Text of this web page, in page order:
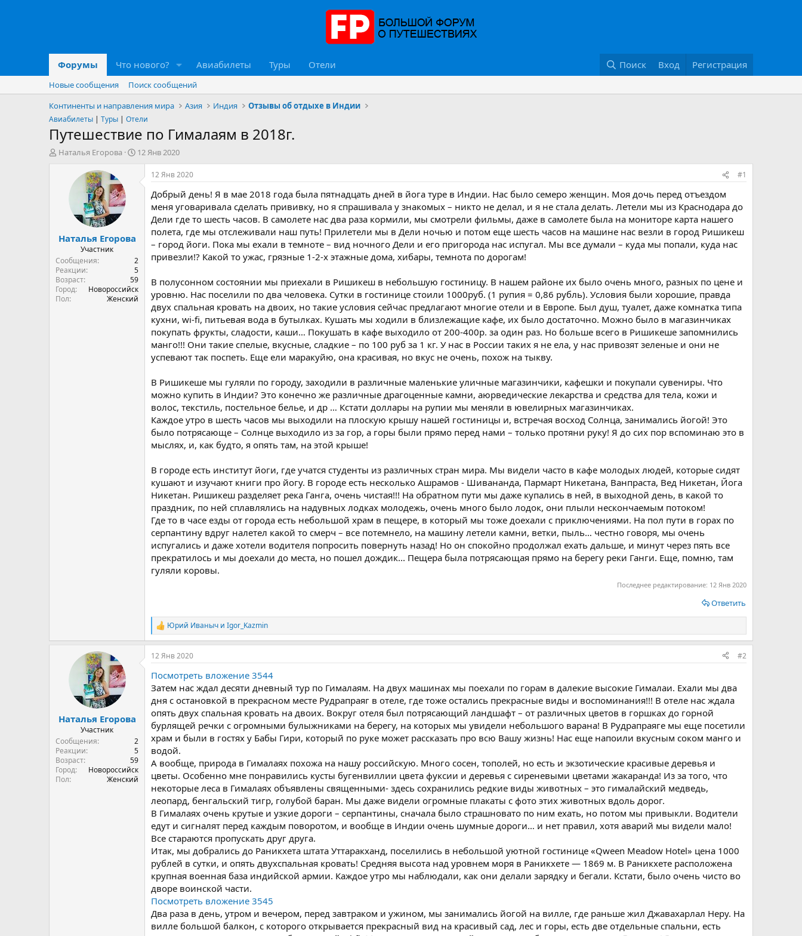
Форумы Что нового? Авиабилеты Туры Отели Поиск Вход Регистрация
Новые сообщения
Поиск сообщений
Континенты и направления мира
Азия Индия Отзывы об отдыхе в Индии
Авиабилеты | Туры | Отели
Путешествие по Гималаям в 2018г.
А
ы
Наталья Егорова
Д
а
12 Янв 2020
Наталья Егорова
Участник
Сообщения
2
Реакции
5
Возраст
59
Город
Новороссийск
Пол
Женский
12 Янв 2020 #1
Добрый день! Я в мае 2018 года была пятнадцать дней в йога туре в Индии. Нас было семеро женщин. Моя дочь перед отъездом
меня уговаривала сделать прививку, но я спрашивала у знакомых – никто не делал, и я не стала делать. Летели мы из Краснодара до
Дели где то шесть часов. В самолете нас два раза кормили, мы смотрели фильмы, даже в самолете была на мониторе карта нашего
полета, где мы отслеживали наш путь! Прилетели мы в Дели ночью и потом еще шесть часов на машине нас везли в город Ришикеш
– город йоги. Пока мы ехали в темноте – вид ночного Дели и его пригорода нас испугал. Мы все думали – куда мы попали, куда нас
привезли!? Какой то ужас, грязные 1-2-х этажные дома, хибары, темнота по дорогам!
В полусонном состоянии мы приехали в Ришикеш в небольшую гостиницу. В нашем районе их было очень много, разных по цене и
уровню. Нас поселили по два человека. Сутки в гостинице стоили 1000руб. (1 рупия = 0,86 рубль). Условия были хорошие, правда
двух спальная кровать на двоих, но такие условия сейчас предлагают многие отели и в Европе. Был душ, туалет, даже комнатка типа
кухни, wi-fi, питьевая вода в бутылках. Кушать мы ходили в близлежащие кафе, их было достаточно. Можно было в магазинчиках
покупать фрукты, сладости, каши… Покушать в кафе выходило от 200-400р. за один раз. Но больше всего в Ришикеше запомнились
манго!!! Они такие спелые, вкусные, сладкие – по 100 руб за 1 кг. У нас в России таких я не ела, у нас привозят зеленые и они не
успевают так поспеть. Еще ели маракуйю, она красивая, но вкус не очень, похож на тыкву.
В Ришикеше мы гуляли по городу, заходили в различные маленькие уличные магазинчики, кафешки и покупали сувениры. Что
можно купить в Индии? Это конечно же различные драгоценные камни, аюрведические лекарства и средства для тела, кожи и
волос, текстиль, постельное белье, и др … Кстати доллары на рупии мы меняли в ювелирных магазинчиках.
Каждое утро в шесть часов мы выходили на плоскую крышу нашей гостиницы и, встречая восход Солнца, занимались йогой! Это
было потрясающе – Солнце выходило из за гор, а горы были прямо перед нами – только протяни руку! Я до сих пор вспоминаю это в
мыслях, и, как будто, я опять там, на этой крыше!
В городе есть институт йоги, где учатся студенты из различных стран мира. Мы видели часто в кафе молодых людей, которые сидят
кушают и изучают книги про йогу. В городе есть несколько Ашрамов - Шивананда, Пармарт Никетана, Ванпраста, Вед Никетан, Йога
Никетан. Ришикеш разделяет река Ганга, очень чистая!!! На обратном пути мы даже купались в ней, в выходной день, в какой то
праздник, по ней сплавлялись на надувных лодках молодежь, очень много было лодок, они плыли нескончаемым потоком!
Где то в часе езды от города есть небольшой храм в пещере, в который мы тоже доехали с приключениями. На пол пути в горах по
серпантину вдруг налетел какой то смерч – все потемнело, на машину летели камни, ветки, пыль… честно говоря, мы очень
испугались и даже хотели водителя попросить повернуть назад! Но он спокойно продолжал ехать дальше, и минут через пять все
прекратилось и мы доехали до места, но пошел дождик... Пещера была потрясающая прямо на берегу реки Ганги. Еще, помню, там
гуляли коровы.
Последнее редактирование: 12 Янв 2020
Ответить
Р
е
а
к
и
и
Юрий Иваныч и Igor_Kazmin
Наталья Егорова
Участник
Сообщения
2
Реакции
5
Возраст
59
Город
Новороссийск
Пол
Женский
12 Янв 2020 #2
Посмотреть вложение 3544
Затем нас ждал десяти дневный тур по Гималаям. На двух машинах мы поехали по горам в далекие высокие Гималаи. Ехали мы два
дня с остановкой в прекрасном месте Рудрапраяг в отеле, где тоже остались прекрасные виды и воспоминания!!! В отеле нас ждала
опять двух спальная кровать на двоих. Вокруг отеля был потрясающий ландшафт – от различных цветов в горшках до горной
бурлящей речки с огромными булыжниками на берегу, на которых мы увидели небольшого варана! В Рудрапраяге мы еще посетили
храм и были в гостях у Бабы Гири, который по руке может рассказать про всю Вашу жизнь! Нас еще напоили вкусным соком манго и
водой.
А вообще, природа в Гималаях похожа на нашу российскую. Много сосен, тополей, но есть и экзотические красивые деревья и
цветы. Особенно мне понравились кусты бугенвиллии цвета фуксии и деревья с сиреневыми цветами жакаранда! Из за того, что
некоторые леса в Гималаях объявлены священными- здесь сохранились редкие виды животных – это гималайский медведь,
леопард, бенгальский тигр, голубой баран. Мы даже видели огромные плакаты с фото этих животных вдоль дорог.
В Гималаях очень крутые и узкие дороги – серпантины, сначала было страшновато по ним ехать, но потом мы привыкли. Водители
едут и сигналят перед каждым поворотом, и вообще в Индии очень шумные дороги… и нет правил, хотя аварий мы видели мало!
Все стараются пропускать друг друга.
Итак, мы добрались до Раникхета штата Уттаракханд, поселились в небольшой уютной гостинице «Qween Meadow Hotel» цена 1000
рублей в сутки, и опять двухспальная кровать! Средняя высота над уровнем моря в Раникхете — 1869 м. В Раникхете расположена
крупная военная база индийской армии. Каждое утро мы наблюдали, как они делали зарядку и бегали. Кстати, было очень чисто во
дворе воинской части.
Посмотреть вложение 3545
Два раза в день, утром и вечером, перед завтраком и ужином, мы занимались йогой на вилле, где раньше жил Джавахарлал Неру. На
вилле большой балкон, с которого открывается прекрасный вид на красивый сад, лес и горы, есть две отдельные спальни, есть